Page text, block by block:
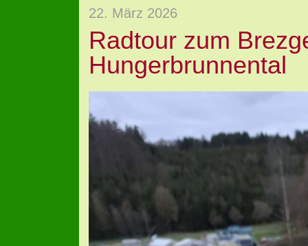
22. März 2026
Radtour zum
Hungerbrunnental